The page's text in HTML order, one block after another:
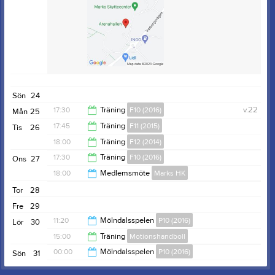
24
Sön
25
Mån v.22
17:30 Träning F10 (2016)
19:15
26
Tis 17:45 Träning F11 (2015)
19:15
18:00 Träning F12 (2014)
19:30
27
Ons 17:30 Träning F10 (2016)
18:00 Medlemsmöte Marks HK
28
Tor
29
Fre
30
Lör 11:20 Mölndalsspelen P10 (2016)
00:00
15:00 Träning Motionshandboll
17:00
31
Sön 00:00 Mölndalsspelen P10 (2016)